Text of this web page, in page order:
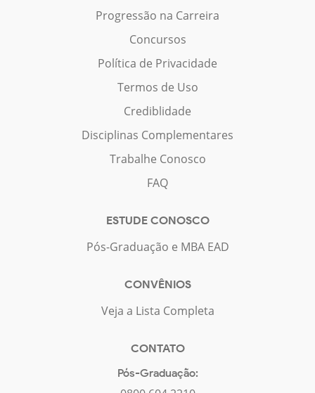
Progressão na Carreira
Concursos
Política de Privacidade
Termos de Uso
Crediblidade
Disciplinas Complementares
Trabalhe Conosco
FAQ
ESTUDE CONOSCO
Pós-Graduação e MBA EAD
CONVÊNIOS
Veja a Lista Completa
CONTATO
Pós-Graduação: